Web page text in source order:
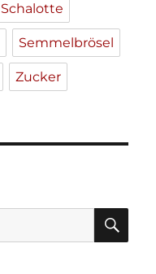
Schalotte
Semmelbrösel
Zucker